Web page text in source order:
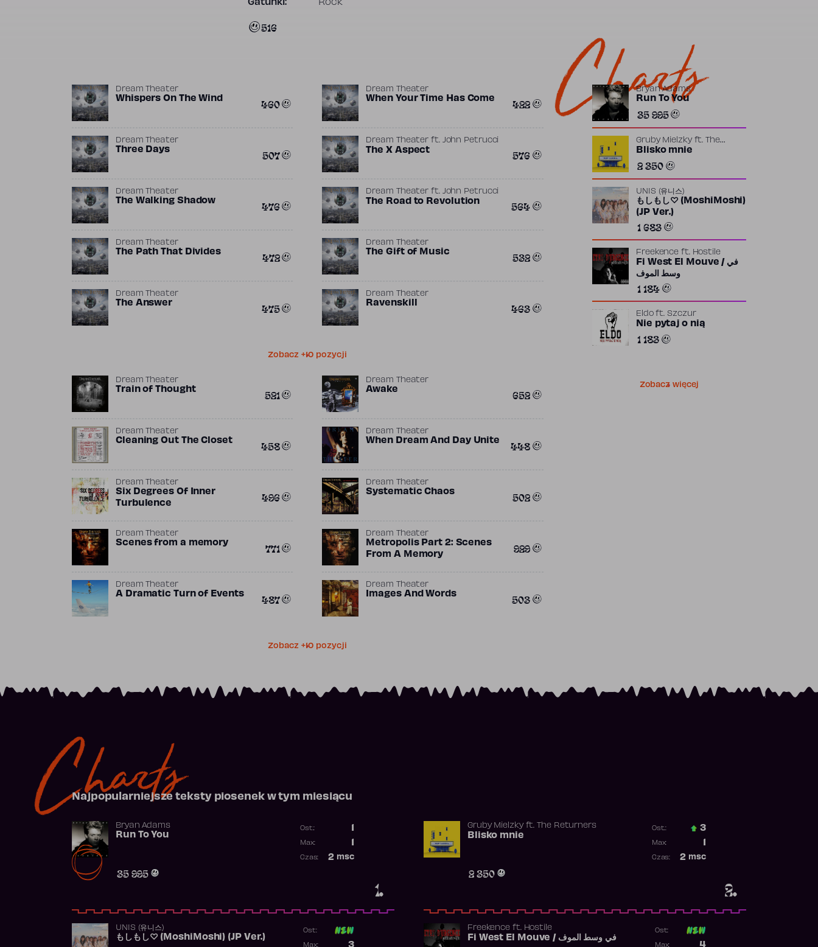
Gatunki: Rock
516
Dream Theater
Whispers On The Wind 460
Dream Theater
When Your Time Has Come 422
Dream Theater
Three Days 507
Dream Theater ft. John Petrucci
The X Aspect 576
Dream Theater
The Walking Shadow 476
Dream Theater ft. John Petrucci
The Road to Revolution 564
Dream Theater
The Path That Divides 472
Dream Theater
The Gift of Music 532
Dream Theater
The Answer 475
Dream Theater
Ravenskill 463
Zobacz +10 pozycji
Dream Theater
Train of Thought 521
Dream Theater
Awake 652
Dream Theater
Cleaning Out The Closet 458
Dream Theater
When Dream And Day Unite 448
Dream Theater
Six Degrees Of Inner
Turbulence
496
Dream Theater
Systematic Chaos 502
Dream Theater
Scenes from a memory 771
Dream Theater
Metropolis Part 2: Scenes
From A Memory
929
Dream Theater
A Dramatic Turn of Events 487
Dream Theater
Images And Words 503
Zobacz +10 pozycji
Charts
Bryan Adams
Run To You
35 995
Gruby Mielzkyft.
The
Returners
Blisko mnie
2 350
UNIS (유니스)
もしもし♡ (MoshiMoshi)
(JP Ver.)
1 683
Freekence ft. Hostile
Fi West El Mouve / في
وسط الموف
1 184
Eldoft. Szczur
Nie pytaj o nią
1 183
Zobacz więcej
Charts
Najpopularniejsze teksty piosenek w tym miesiącu
1.
Bryan Adams
Run To You
35 995
Ost.:
Max:
2 msc
Czas:
2.
Gruby Mielzkyft. The Returners
Blisko mnie
2 350
Ost.: 3
Max:
2 msc
Czas:
UNIS (유니스)
もしもし♡ (MoshiMoshi) (JP Ver.)
Ost:
3
Max:
Freekence ft. Hostile
Fi West El Mouve / في وسط الموف
Ost:
4
Max: